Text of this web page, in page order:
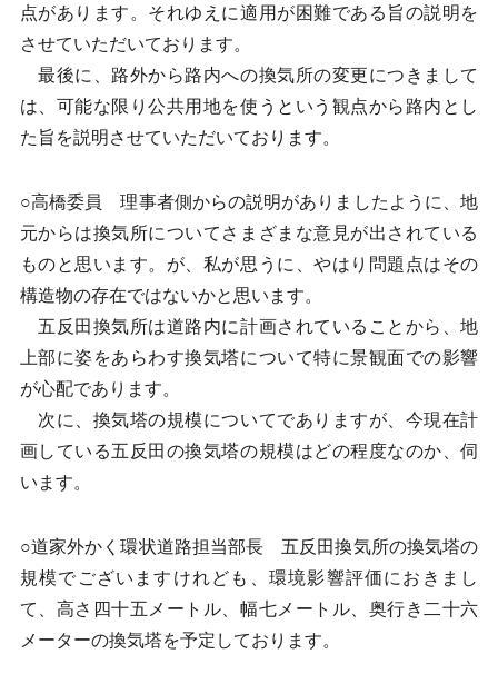
点があります。それゆえに適用が困難である旨の説明を
させていただいております。
最後に、路外から路内への換気所の変更につきまして
は、可能な限り公共用地を使うという観点から路内とし
た旨を説明させていただいております。
○高橋委員 理事者側からの説明がありましたように、地
元からは換気所についてさまざまな意見が出されている
ものと思います。が、私が思うに、やはり問題点はその
構造物の存在ではないかと思います。
五反田換気所は道路内に計画されていることから、地
上部に姿をあらわす換気塔について特に景観面での影響
が心配であります。
次に、換気塔の規模についてでありますが、今現在計
画している五反田の換気塔の規模はどの程度なのか、伺
います。
○道家外かく環状道路担当部長 五反田換気所の換気塔の
規模でございますけれども、環境影響評価におきまし
て、高さ四十五メートル、幅七メートル、奥行き二十六
メーターの換気塔を予定しております。